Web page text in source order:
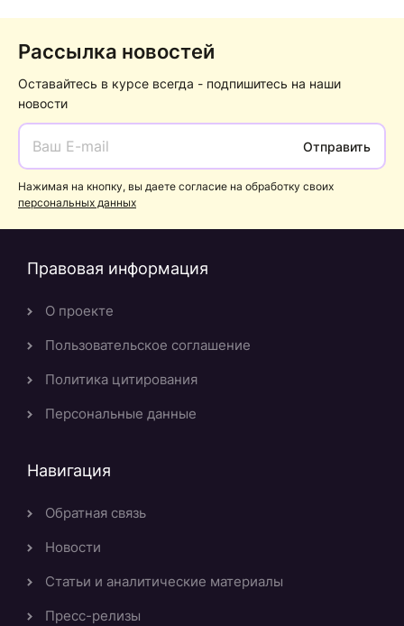
Рассылка новостей
Оставайтесь в курсе всегда - подпишитесь на наши
новости
Отправить
Нажимая на кнопку, вы даете согласие на обработку своих
персональных данных
Правовая информация
О проекте
Пользовательское соглашение
Политика цитирования
Персональные данные
Навигация
Обратная связь
Новости
Статьи и аналитические материалы
Пресс-релизы